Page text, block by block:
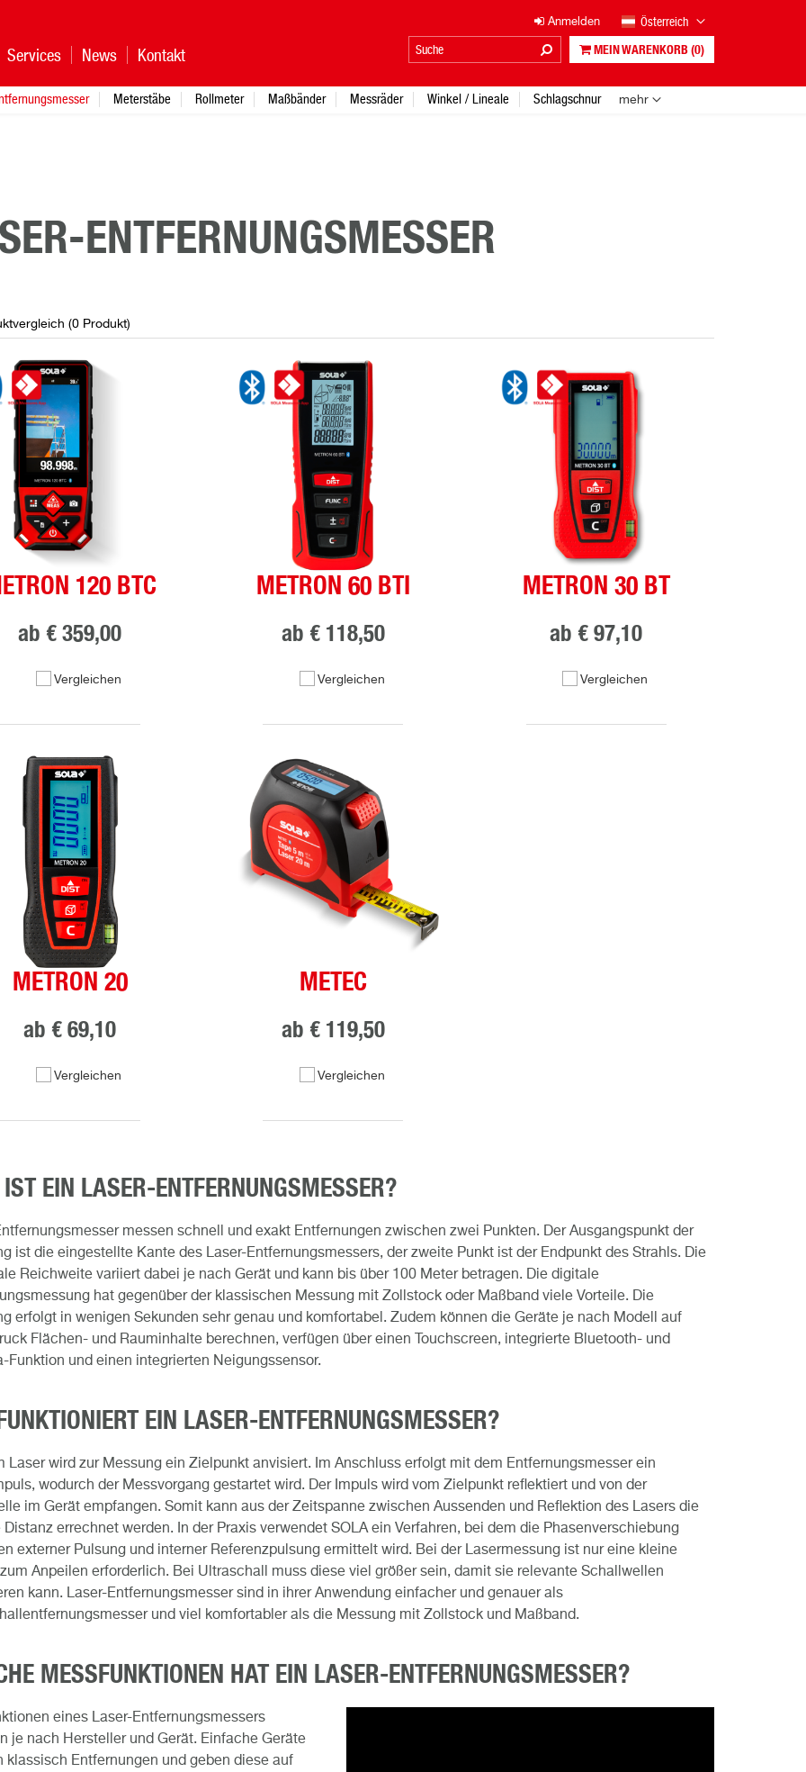
ENTFERNUNGSMESSER
(0 Produkt)
120 BTC
ab€ 359,00
Vergleichen
METRON 60 BTI
ab € 118,50
Vergleichen
METRON 30 BT
ab€ 97,10
Vergleichen
METRON 20
ab€ 69,10
Vergleichen
METEC
ab € 119,50
Vergleichen
EIN LASER-ENTFERNUNGSMESSER?
messen schnell und exakt Entfernungen zwischen zwei Punkten. Der Ausgangspunkt der
ist die eingestellte Kante des Laser-Entfernungsmessers, der zweite Punkt ist der Endpunkt des Strahls. Die
Reichweite variiert dabei je nach Gerät und kann bis über 100 Meter betragen. Die digitale
hat gegenüber der klassischen Messung mit Zollstock oder Maßband viele Vorteile. Die
erfolgt in wenigen Sekunden sehr genau und komfortabel. Zudem können die Geräte je nach Modell auf
Flächen- und Rauminhalte berechnen, verfügen über einen Touchscreen, integrierte Bluetooth- und
Funktion und einen integrierten Neigungssensor.
EIN LASER-ENTFERNUNGSMESSER?
Laser wird zur Messung ein Zielpunkt anvisiert. Im Anschluss erfolgt mit dem Entfernungsmesser ein
wodurch der Messvorgang gestartet wird. Der Impuls wird vom Zielpunkt reflektiert und von der
im Gerät empfangen. Somit kann aus der Zeitspanne zwischen Aussenden und Reflektion des Lasers die
Distanz errechnet werden. In der Praxis verwendet SOLA ein Verfahren, bei dem die Phasenverschiebung
externer Pulsung und interner Referenzpulsung ermittelt wird. Bei der Lasermessung ist nur eine kleine
Anpeilen erforderlich. Bei Ultraschall muss diese viel größer sein, damit sie relevante Schallwellen
kann. Laser-Entfernungsmesser sind in ihrer Anwendung einfacher und genauer als
und viel komfortabler als die Messung mit Zollstock und Maßband.
MESSFUNKTIONEN HAT EIN LASER-ENTFERNUNGSMESSER?
eines Laser-Entfernungsmessers
je nach Hersteller und Gerät. Einfache Geräte
klassisch Entfernungen und geben diese auf
Services News Kontakt
Anmelden Österreich
MEIN WARENKORB (0)
Meterstäbe Rollmeter Maßbänder Messräder Winkel / Lineale Schlagschnur mehr